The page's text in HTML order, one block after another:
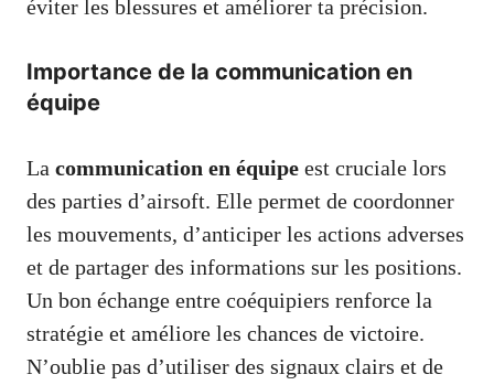
éviter les blessures et améliorer ta précision.
Importance de la communication en
équipe
La communication en équipe est cruciale lors
des parties d’airsoft. Elle permet de coordonner
les mouvements, d’anticiper les actions adverses
et de partager des informations sur les positions.
Un bon échange entre coéquipiers renforce la
stratégie et améliore les chances de victoire.
N’oublie pas d’utiliser des signaux clairs et de